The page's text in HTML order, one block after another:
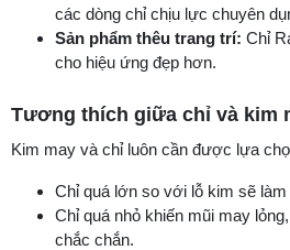
các dòng chỉ chịu lực chuyên
Sản phẩm thêu trang trí: Chỉ
cho hiệu ứng đẹp hơn.
Tương thích giữa chỉ và kim
Kim may và chỉ luôn cần được lựa
Chỉ quá lớn so với lỗ kim sẽ
Chỉ quá nhỏ khiến mũi may
chắc chắn.